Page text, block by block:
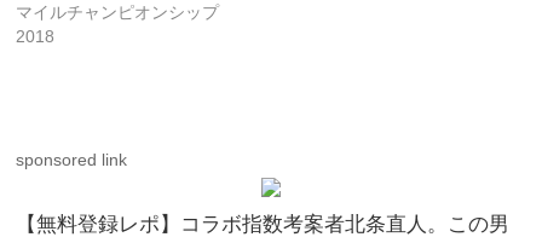
マイルチャンピオンシップ
2018
sponsored link
【無料登録レポ】コラボ指数考案者北条直人。この男